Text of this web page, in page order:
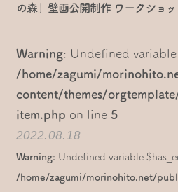
の森」壁画公開制作 ワークショ
Warning: Undefined
/home/zagumi/
content/themes/
item.php on line 5
2022.08.18
Warning: Undefined variable
/home/zagumi/morinohito.net/